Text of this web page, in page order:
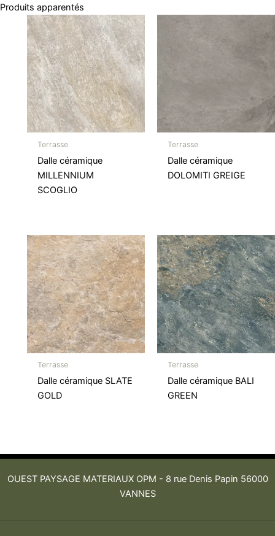
Produits apparentés
Terrasse
Dalle céramique
MILLENNIUM
SCOGLIO
Terrasse
Dalle céramique
DOLOMITI GREIGE
Terrasse
Dalle céramique SLATE
GOLD
Terrasse
Dalle céramique BALI
GREEN
OUEST PAYSAGE MATERIAUX OPM - 8 rue Denis Papin 56000
VANNES